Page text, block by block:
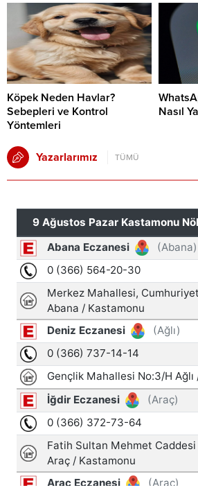
Köpek Neden Havlar?
Sebepleri ve Kontrol
Yöntemleri
Nasıl
Yazarlarımız TÜMÜ